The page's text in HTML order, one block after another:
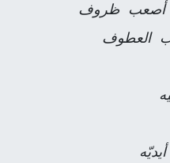
أصعب ظروف
العطوف